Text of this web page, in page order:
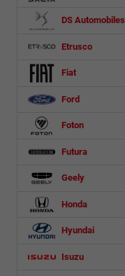
DS Automobiles
Etrusco
Fiat
Ford
Foton
Futura
Geely
Honda
Hyundai
Isuzu